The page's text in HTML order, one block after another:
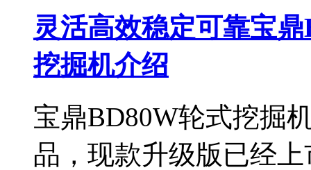
灵活高效稳定可靠宝
挖掘机介绍
宝鼎BD80W轮式挖掘
品，现款升级版已经